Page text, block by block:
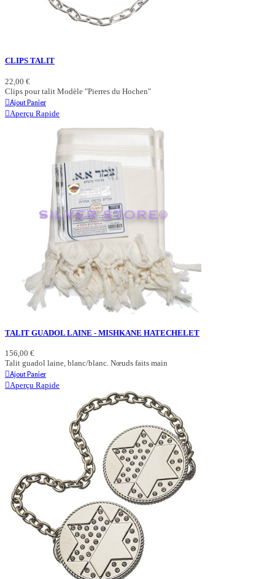
CLIPS TALIT
22,00 €
Clips pour talit Modèle "Pierres du Hochen"
Ajout Panier
Aperçu Rapide
TALIT GUADOL LAINE - MISHKANE HATECHELET
156,00 €
Talit guadol laine, blanc/blanc. Nœuds faits main
Ajout Panier
Aperçu Rapide